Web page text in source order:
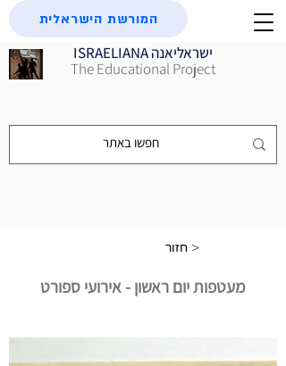
ISRAELIANA ישראליאנה
The Educational Project
המורשת הישראלית
חזור >
מעטפות יום ראשון - אירועי ספורט